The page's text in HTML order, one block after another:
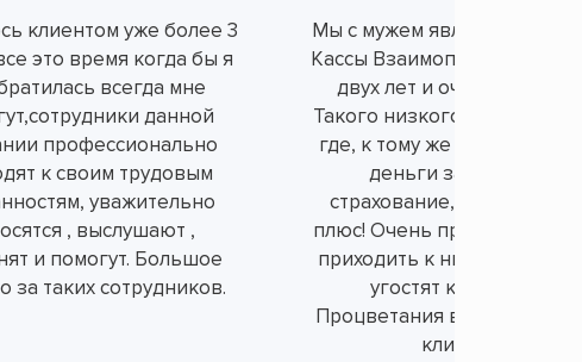
клиентом уже более 3
это время когда бы я
всегда мне
данной
профессионально
к своим трудовым
уважительно
, выслушают ,
и помогут. Большое
за таких сотрудников.
Мы с мужем являемся
Кассы Взаимопомощи уже
двух лет и очень
Такого низкого процента
где, к тому же не берут
деньги за не нужное
страхование, а это
плюс! Очень приятно и
приходить к ним в офис,
угостят конфетками.
Процветания вам и
клиентов!